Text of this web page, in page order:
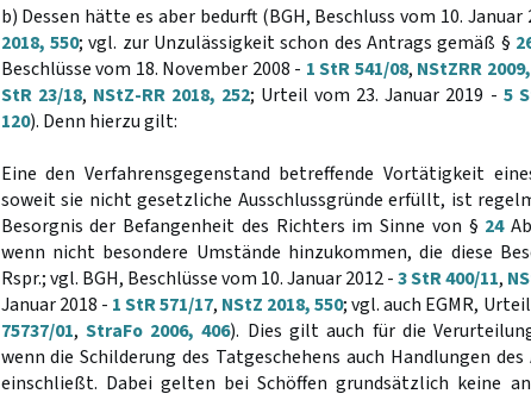
b) Dessen hätte es aber bedurft (BGH, Beschluss vom 10. Januar
2018, 550; vgl. zur Unzulässigkeit schon des Antrags gemäß §
Beschlüsse vom 18. November 2008 - 1 StR 541/08, NStZRR
StR 23/18, NStZ-RR 2018, 252; Urteil vom 23. Januar 2019 - 5
120). Denn hierzu gilt:
Eine den Verfahrensgegenstand betreffende Vortätigkeit
soweit sie nicht gesetzliche Ausschlussgründe erfüllt, ist
Besorgnis der Befangenheit des Richters im Sinne von § 24
wenn nicht besondere Umstände hinzukommen, die diese
Rspr.; vgl. BGH, Beschlüsse vom 10. Januar 2012 -3 StR 400/11,
Januar 2018 - 1 StR 571/17, NStZ 2018, 550; vgl. auch EGMR,
75737/01, StraFo 2006, 406). Dies gilt auch für die
wenn die Schilderung des Tatgeschehens auch Handlungen
einschließt. Dabei gelten bei Schöffen grundsätzlich keine